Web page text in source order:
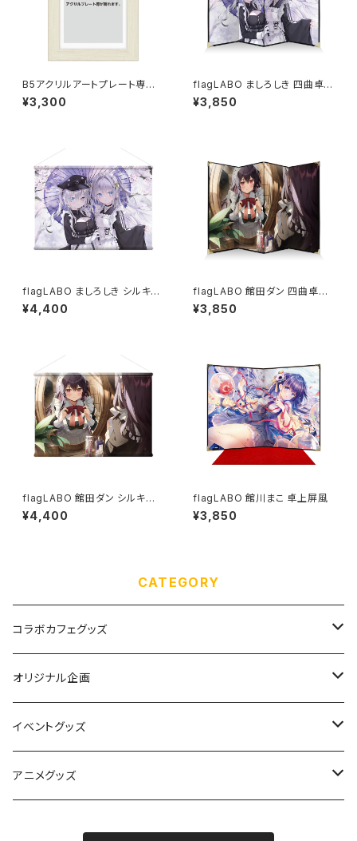
B5アクリルアートプレート専用
フレーム
¥3,300
flagLABO ましろしき 四曲卓上
屏風
¥3,850
flagLABO ましろしき シルキー
スエードB2タペストリー
¥4,400
flagLABO 館田ダン 四曲卓上
屏風
¥3,850
flagLABO 館田ダン シルキー
スエードB2タペストリー
¥4,400
flagLABO 館川まこ 卓上屏風
¥3,850
CATEGORY
コラボカフェグッズ
ぱんちゅ〜るカフェ
ラブピカルポッピー
きみがいちばんCAFE
ALICEの館35
オリジナル企画
アクリル用フレーム
flagLABO
イベントグッズ
絵師100人展 14
アニメグッズ